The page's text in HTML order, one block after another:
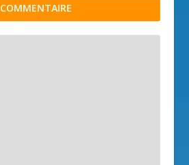
COMMENTAIRE